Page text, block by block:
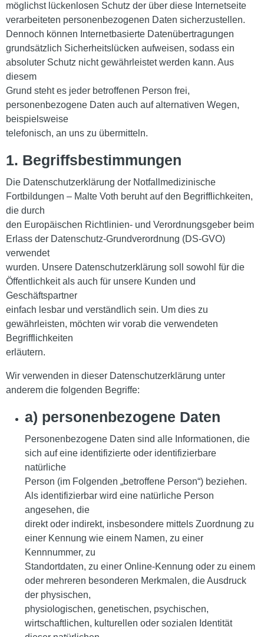
möglichst lückenlosen Schutz der über diese Internetseite
verarbeiteten personenbezogenen Daten sicherzustellen.
Dennoch können Internetbasierte Datenübertragungen
grundsätzlich Sicherheitslücken aufweisen, sodass ein
absoluter Schutz nicht gewährleistet werden kann. Aus
diesem
Grund steht es jeder betroffenen Person frei,
personenbezogene Daten auch auf alternativen Wegen,
beispielsweise
telefonisch, an uns zu übermitteln.
1. Begriffsbestimmungen
Die Datenschutzerklärung der Notfallmedizinische
Fortbildungen – Malte Voth beruht auf den Begrifflichkeiten,
die durch
den Europäischen Richtlinien- und Verordnungsgeber beim
Erlass der Datenschutz-Grundverordnung (DS-GVO)
verwendet
wurden. Unsere Datenschutzerklärung soll sowohl für die
Öffentlichkeit als auch für unsere Kunden und
Geschäftspartner
einfach lesbar und verständlich sein. Um dies zu
gewährleisten, möchten wir vorab die verwendeten
Begrifflichkeiten
erläutern.
Wir verwenden in dieser Datenschutzerklärung unter
anderem die folgenden Begriffe:
a) personenbezogene Daten
Personenbezogene Daten sind alle Informationen, die
sich auf eine identifizierte oder identifizierbare
natürliche
Person (im Folgenden „betroffene Person“) beziehen.
Als identifizierbar wird eine natürliche Person
angesehen, die
direkt oder indirekt, insbesondere mittels Zuordnung zu
einer Kennung wie einem Namen, zu einer
Kennnummer, zu
Standortdaten, zu einer Online-Kennung oder zu einem
oder mehreren besonderen Merkmalen, die Ausdruck
der physischen,
physiologischen, genetischen, psychischen,
wirtschaftlichen, kulturellen oder sozialen Identität